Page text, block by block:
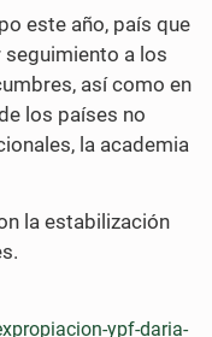
este año, país que
seguimiento a los
así como en
los países no
la academia
la estabilización
ypf-daria-